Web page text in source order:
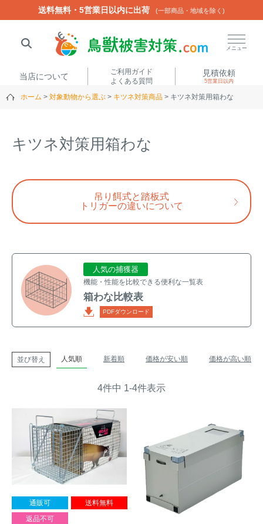
送料無料・5営業日以内に出荷 (一部商品・地域を除く)
メニュー
当店について
ご利用ガイド
よくある質問
見積依頼
5営業日以内
ホーム 対象動物から選ぶ キツネ対策商品 キツネ対策用箱わな
キツネ対策用箱わな
吊り餌式と踏板式
トリガーの違いについて
人気の捕獲器
機能・性能を比較できる便利な一覧表
箱わな比較表
PDFダウンロード
並び替え 人気順 新着順 価格が安い順 価格が高い順
4件中 1-4件表示
通販可
送料無料
返品不可
送料無料・5営業日以内に出荷 (一部商品・地域を除く)
閉じる
いのししくんTREL4G-Rアニマルネット2300
商品カテゴリから選ぶ
トレイルカメラ（セン
サーカメラ）
屋外防犯・監視カメ
ラ（SDカード録画）
知・遠隔監視）
（ワイヤーメッシ
箱わな（イノシシ・シ
カ・サル等）
クビシン・ネズミ等）
防獣・防鳥ネット
シカ等）
苗木食害防止材
忌避用品
対象動物から選ぶ
動物の種類から対策商品を選ぶ